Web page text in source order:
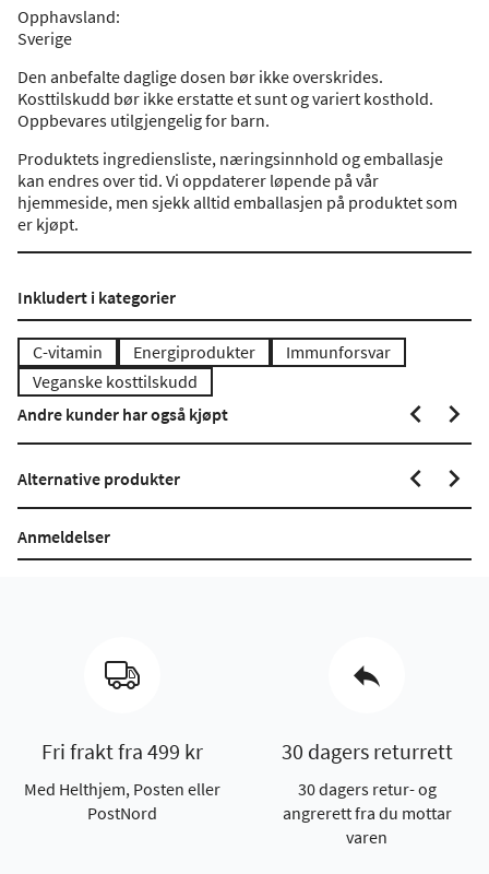
Opphavsland:
Sverige
Den anbefalte daglige dosen bør ikke overskrides.
Kosttilskudd bør ikke erstatte et sunt og variert kosthold.
Oppbevares utilgjengelig for barn.
Produktets ingrediensliste, næringsinnhold og emballasje
kan endres over tid. Vi oppdaterer løpende på vår
hjemmeside, men sjekk alltid emballasjen på produktet som
er kjøpt.
Inkludert i kategorier
C-vitamin Energiprodukter
Immunforsvar
Veganske kosttilskudd
Andre kunder har også kjøpt
Alternative produkter
Anmeldelser
Fri frakt fra 499 kr
Med Helthjem, Posten eller
PostNord
30 dagers returrett
30 dagers retur- og
angrerett fra du mottar
varen